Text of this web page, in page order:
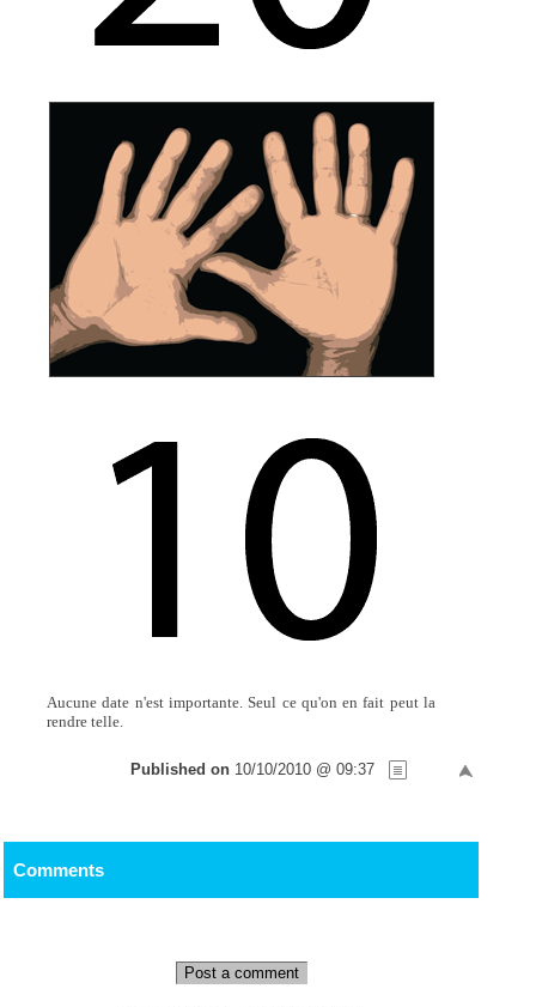
Aucune date n'est importante. Seul ce qu'on en fait peut la
rendre telle.
Published on 10/10/2010 @ 09:37
Comments
Post a comment